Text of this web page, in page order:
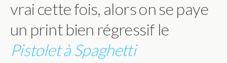
vrai cette fois, alors on se paye
un print bien régressif le
Pistolet à Spaghetti